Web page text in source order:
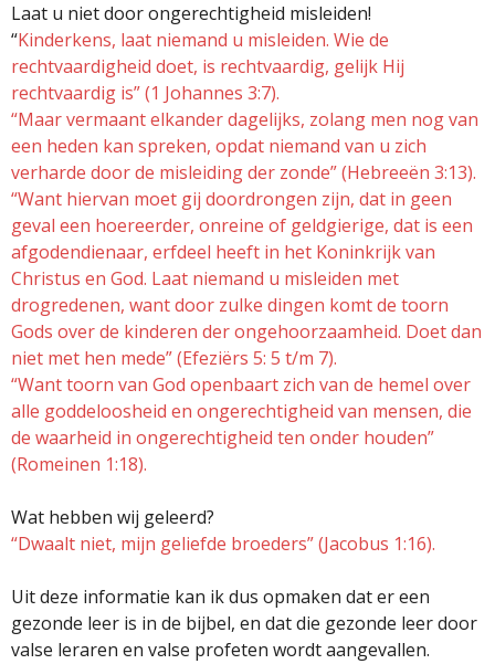
Laat u niet door ongerechtigheid misleiden!
“Kinderkens, laat niemand u misleiden. Wie de
rechtvaardigheid doet, is rechtvaardig, gelijk Hij
rechtvaardig is” (1 Johannes 3:7).
“Maar vermaant elkander dagelijks, zolang men nog van
een heden kan spreken, opdat niemand van u zich
verharde door de misleiding der zonde” (Hebreeën 3:13).
“Want hiervan moet gij doordrongen zijn, dat in geen
geval een hoereerder, onreine of geldgierige, dat is een
afgodendienaar, erfdeel heeft in het Koninkrijk van
Christus en God. Laat niemand u misleiden met
drogredenen, want door zulke dingen komt de toorn
Gods over de kinderen der ongehoorzaamheid. Doet dan
niet met hen mede” (Efeziërs 5: 5 t/m 7).
“Want toorn van God openbaart zich van de hemel over
alle goddeloosheid en ongerechtigheid van mensen, die
de waarheid in ongerechtigheid ten onder houden”
(Romeinen 1:18).
Wat hebben wij geleerd?
“Dwaalt niet, mijn geliefde broeders” (Jacobus 1:16).
Uit deze informatie kan ik dus opmaken dat er een
gezonde leer is in de bijbel, en dat die gezonde leer door
valse leraren en valse profeten wordt aangevallen.